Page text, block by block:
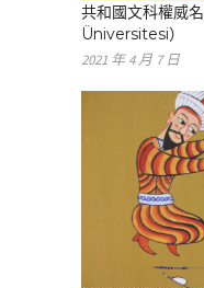
共和國文科權威
Üniversitesi）
2021 年 4 月 7 日